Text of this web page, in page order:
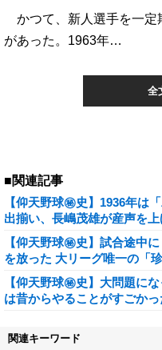
かつて、新人選手を一定
があった。1963年…
全
■関連記事
【仰天野球㊙史】1936年は
出揃い、長嶋茂雄が産声を上
【仰天野球㊙史】試合途中
を放った 大リーグ唯一の「
【仰天野球㊙史】大問題に
は昔からやることがすごかっ
関連キーワード